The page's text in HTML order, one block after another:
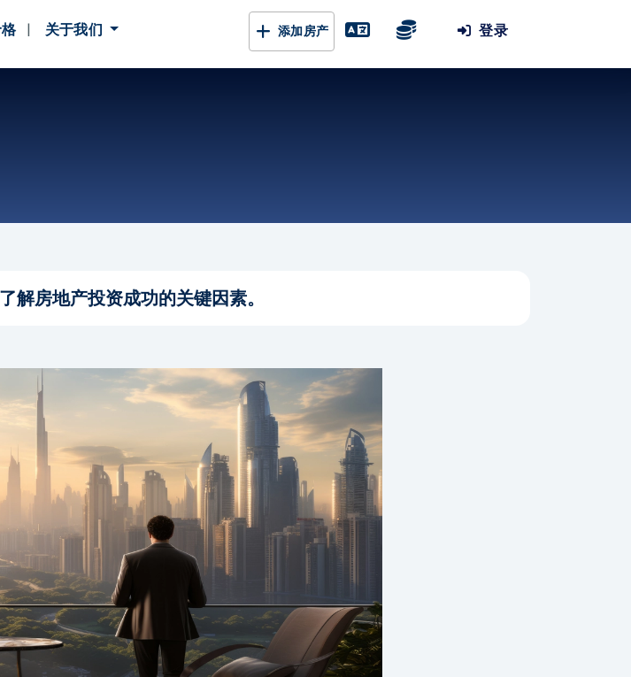
关于我们 添加房产 登录
房地产投资成功的关键因素。